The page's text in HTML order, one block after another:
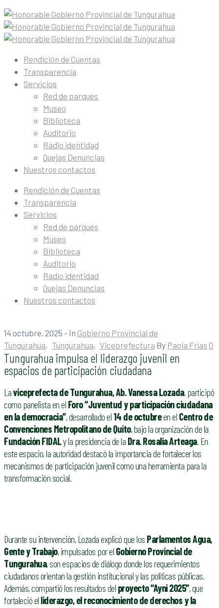
Rendición de Cuentas
Transparencia
Servicios
Red de parques
Museo
Biblioteca
Auditorio
Radio identidad
Quejas Denuncias
Nuestros contactos
Rendición de Cuentas
Transparencia
Servicios
Red de parques
Museo
Biblioteca
Auditorio
Radio identidad
Quejas Denuncias
Nuestros contactos
14 octubre, 2025 - In Gobierno Provincial de
Tungurahua‚ Tungurahua‚ Viceprefectura By Paola Frías 0
Tungurahua impulsa el liderazgo juvenil en
espacios de participación ciudadana
Laviceprefecta de Tungurahua, Ab. Vanessa Lozada, participó
como panelista en el Foro “Juventud y participación ciudadana
en la democracia”, desarrollado el 14 de octubreen el Centro de
Convenciones Metropolitano de Quito, bajo la organización de la
Fundación FIDALy la presidencia de la Dra. Rosalía Arteaga. En
este espacio, la autoridad destacó la importancia de fortalecer los
mecanismos de participación juvenil como una herramienta para la
transformación social.
Durante su intervención, Lozada explicó que los Parlamentos Agua,
Gente y Trabajo, impulsados por el Gobierno Provincial de
Tungurahua, son espacios de diálogo donde los requerimientos
ciudadanos orientan la gestión institucional y las políticas públicas.
Además, compartió los resultados del proyecto “Ayni 2025”, que
fortaleció el liderazgo, el reconocimiento de derechos y la